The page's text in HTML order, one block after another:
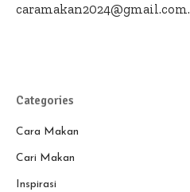
caramakan2024@gmail.com.
Categories
Cara Makan
Cari Makan
Inspirasi